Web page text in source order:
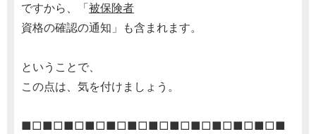
ですから、「被保険者
資格の確認の通知」も含まれます。
ということで、
この点は、気を付けましょう。
■□■□■□■□■□■□■□■□■□■□■□■□■